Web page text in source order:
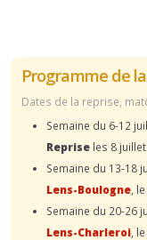
Programme de
Dates de la reprise,
Semaine du 6-12
Reprise les 8
Semaine du 13-18
Lens-Boulogne ,
Semaine du 20-26
Lens-Charleroi ,